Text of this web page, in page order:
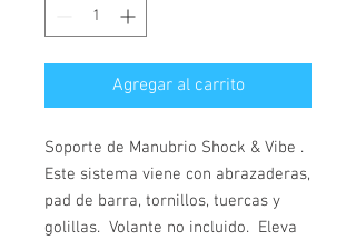
Agregar al carrito
Soporte de Manubrio Shock & Vibe .
Este sistema viene con abrazaderas,
pad de barra, tornillos, tuercas y
golillas. Volante no incluido. Eleva